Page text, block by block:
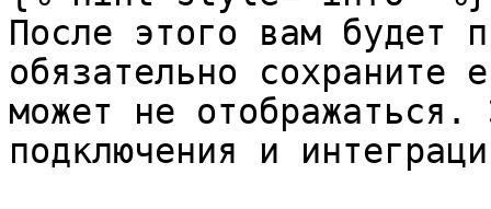
После этого вам будет
обязательно сохраните
может не отображаться.
подключения и